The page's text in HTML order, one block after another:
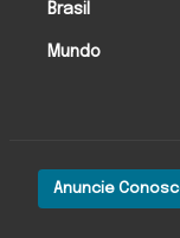
Anuncie
Brasil
Mundo